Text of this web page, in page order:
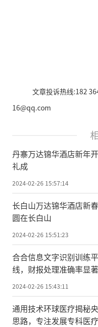
文章投诉热线:182
16@qq.com
丹寨万达锦华酒店新年
礼成
2024-02-26 15:57:14
长白山万达锦华酒店新
圆在长白山
2024-02-26 15:51:23
合合信息文字识别训练
线，财报处理准确率显
2024-02-26 15:43:11
通用技术环球医疗揭秘
思路，专注发展专科医